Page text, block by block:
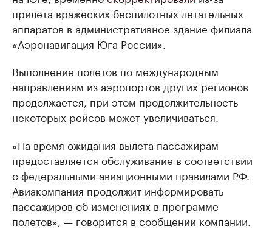
прилета вражеских беспилотных летательных
аппаратов в административное здание филиала
«Аэронавигация Юга России».
Выполнение полетов по международным
направлениям из аэропортов других регионов
продолжается, при этом продолжительность
некоторых рейсов может увеличиваться.
«На время ожидания вылета пассажирам
предоставляется обслуживание в соответствии
с федеральными авиационными правилами РФ.
Авиакомпания продолжит информировать
пассажиров об изменениях в программе
полетов», — говорится в сообщении компании.